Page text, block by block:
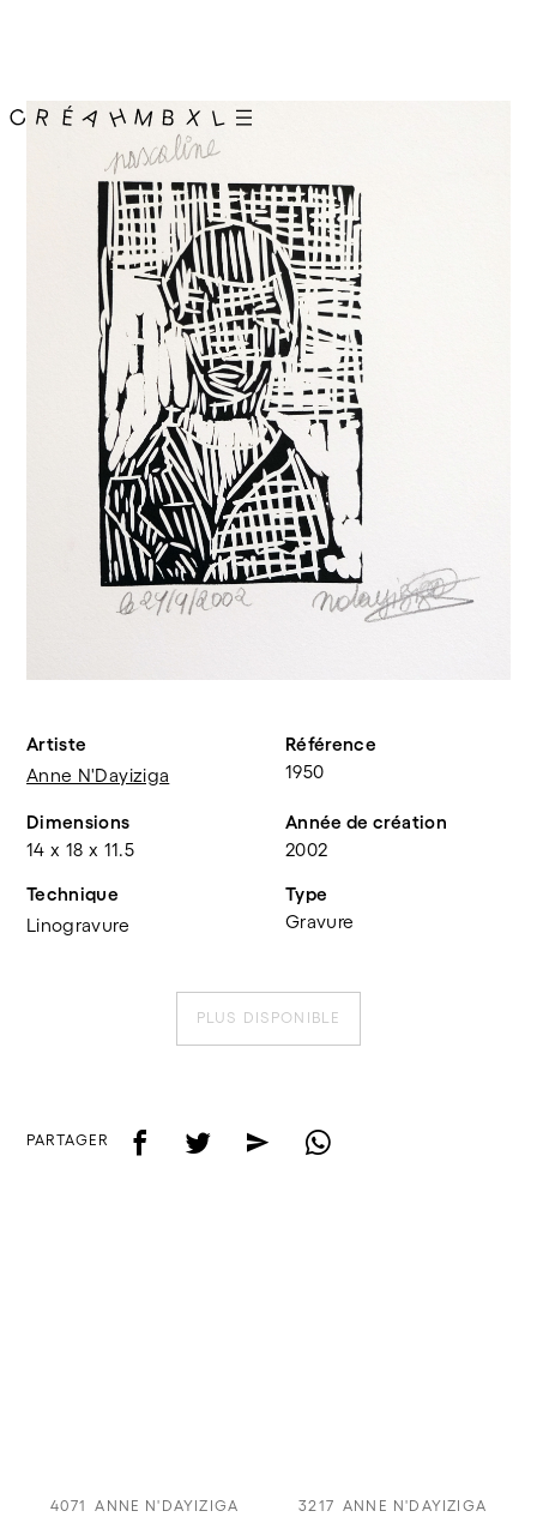
Artiste
Anne N'Dayiziga
Référence
1950
Dimensions
14 x 18 x 11.5
Année de création
2002
Technique
Linogravure
Type
Gravure
PLUS DISPONIBLE
PARTAGER f t e w
4071 ANNE N'DAYIZIGA 3217 ANNE N'DAYIZIGA